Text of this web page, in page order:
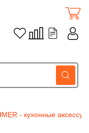
- кухонные